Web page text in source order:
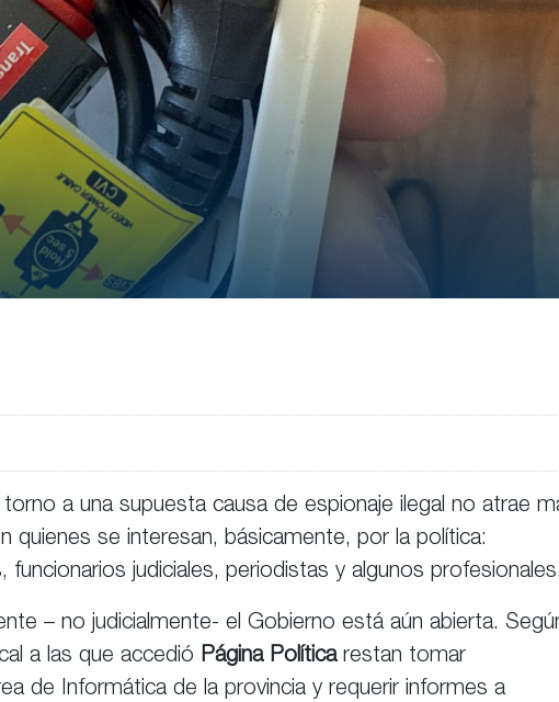
a una supuesta causa de espionaje ilegal no atrae
quienes se interesan, básicamente, por la política:
judiciales, periodistas y algunos profesionales.
– no judicialmente- el Gobierno está aún abierta.
a las que accedió Página Políticarestan tomar
de Informática de la provincia y requerir informes a